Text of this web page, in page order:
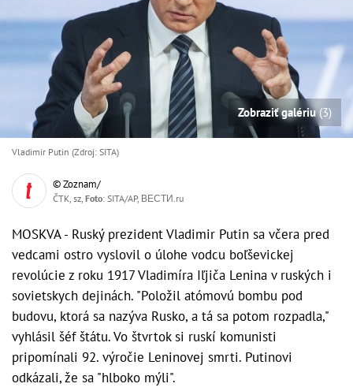
Zobraziť galériu(3)
Vladimir Putin (Zdroj: SITA)
© Zoznam/
ČTK, sz, Foto: SITA/AP, ВЕСТИ.ru
MOSKVA - Ruský prezident Vladimir Putin sa včera pred
vedcami ostro vyslovil o úlohe vodcu boľševickej
revolúcie z roku 1917 Vladimíra Iľjiča Lenina v ruských i
sovietskych dejinách. "Položil atómovú bombu pod
budovu, ktorá sa nazýva Rusko, a tá sa potom rozpadla,"
vyhlásil šéf štátu. Vo štvrtok si ruskí komunisti
pripomínali 92. výročie Leninovej smrti. Putinovi
odkázali, že sa "hlboko mýli".